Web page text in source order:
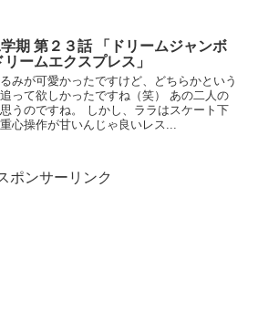
期 第２３話 「ドリームジャンボ
ームエクスプレス」
みが可愛かったですけど、どちらかという
って欲しかったですね（笑） あの二人の
うのですね。 しかし、ララはスケート下
心操作が甘いんじゃ良いレス...
ポンサーリンク